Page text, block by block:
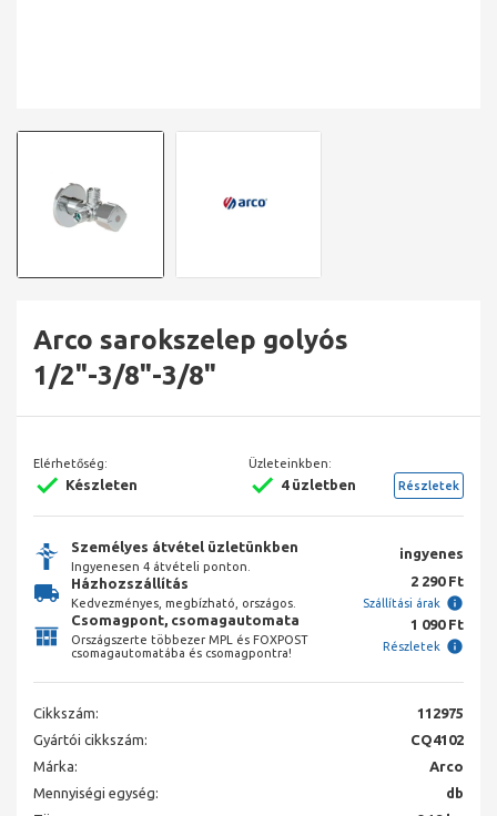
Arco sarokszelep golyós
1/2"-3/8"-3/8"
Elérhetőség:
Készleten
Üzleteinkben:
4 üzletben Részletek
Személyes átvétel üzletünkben
Ingyenesen 4 átvételi ponton.
ingyenes
Házhozszállítás
Kedvezményes, megbízható, országos.
2 290 Ft
Szállítási árak
Csomagpont, csomagautomata
Országszerte többezer MPL és FOXPOST
csomagautomatába és csomagpontra!
1 090 Ft
Részletek
Cikkszám:
112975
Gyártói cikkszám:
CQ4102
Márka:
Arco
Mennyiségi egység:
db